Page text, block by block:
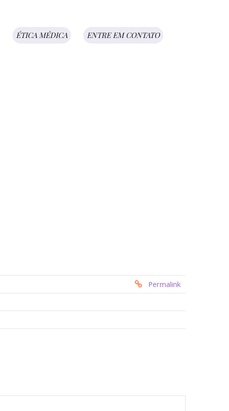
ÉTICA MÉDICA ENTRE EM CONTATO
Permalink